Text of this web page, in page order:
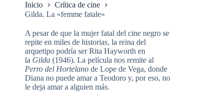
Inicio
Crítica de cine
Gilda. La «femme fatale»
A pesar de que la mujer fatal del cine negro se
repite en miles de historias, la reina del
arquetipo podría ser Rita Hayworth en
la Gilda (1946). La película nos remite al
Perro del Hortelano de Lope de Vega, donde
Diana no puede amar a Teodoro y, por eso, no
le deja amar a alguien más.